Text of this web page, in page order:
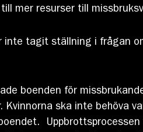
mer resurser till
inte tagit ställning i frågan
boenden för
Kvinnorna ska inte behöva